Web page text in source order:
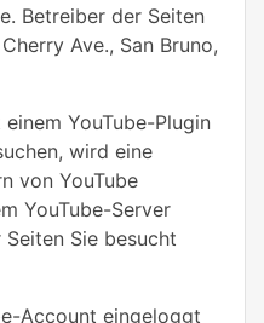
Betreiber der Seiten
Ave., San Bruno,
YouTube-Plugin
wird eine
von YouTube
YouTube-Server
Sie besucht
Account eingeloggt